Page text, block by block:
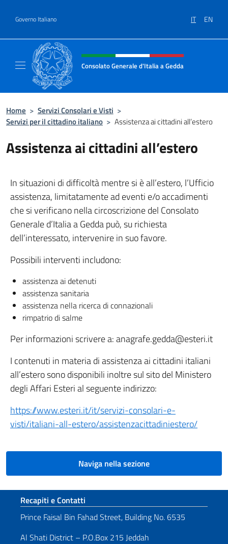
Governo Italiano IT EN
Intestazione sito, social e menù
Consolato Generale d'Italia a Gedda
Home > Servizi Consolari e Visti >
Servizi per il cittadino italiano > Assistenza ai cittadini all’estero
Assistenza ai cittadini all’estero
In situazioni di difficoltà mentre si è all’estero, l’Ufficio
assistenza, limitatamente ad eventi e/o accadimenti
che si verificano nella circoscrizione del Consolato
Generale d’Italia a Gedda può, su richiesta
dell’interessato, intervenire in suo favore.
Possibili interventi includono:
assistenza ai detenuti
assistenza sanitaria
assistenza nella ricerca di connazionali
rimpatrio di salme
Per informazioni scrivere a: anagrafe.gedda@esteri.it
I contenuti in materia di assistenza ai cittadini italiani
all’estero sono disponibili inoltre sul sito del Ministero
degli Affari Esteri al seguente indirizzo:
https://www.esteri.it/it/servizi-consolari-e-
visti/italiani-all-estero/assistenzacittadiniestero/
Naviga nella sezione
Sezione footer
Recapiti e Contatti
Prince Faisal Bin Fahad Street, Building No. 6535
Al Shati District – P.O.Box 215 Jeddah